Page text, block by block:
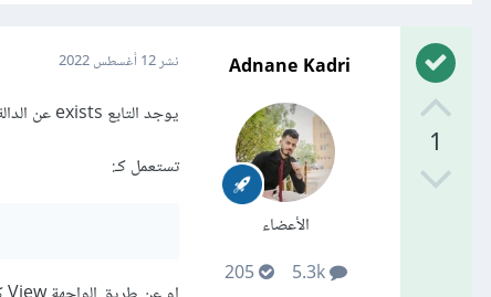
1
Adnane Kadri
الأعضاء
5.3k
205
نشر12 أغسطس 2022
يوجد التابع exists عن الدالة المساعدة view، يمكنك الاستعانة به للتحقق من ما ان كان هنالك ملف عرض باسم معين.
تستعمل كـ: